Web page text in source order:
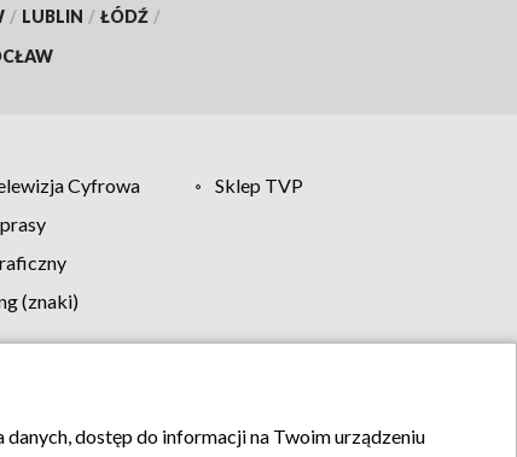
/ LUBLIN / ŁÓDŹ /
Cyfrowa
Sklep TVP
(znaki)
Kontakt
dostęp do informacji na Twoim urządzeniu